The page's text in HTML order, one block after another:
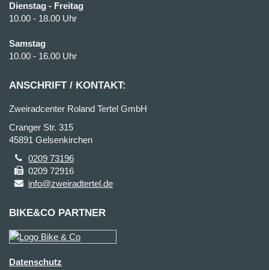
Dienstag - Freitag
10.00 - 18.00 Uhr
Samstag
10.00 - 16.00 Uhr
ANSCHRIFT / KONTAKT:
Zweiradcenter Roland Tertel GmbH
Cranger Str. 315
45891 Gelsenkirchen
0209 73196
0209 72916
info@zweiradtertel.de
BIKE&CO PARTNER
Datenschutz